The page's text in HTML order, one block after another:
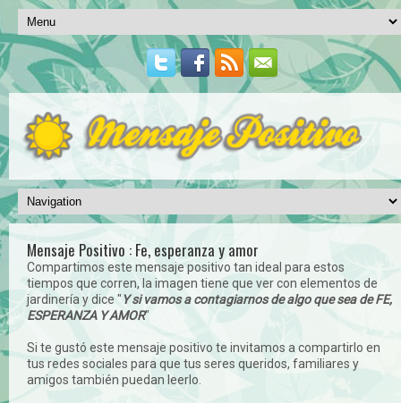
Mensaje Positivo : Fe, esperanza y amor
Compartimos este mensaje positivo tan ideal para estos
tiempos que corren, la imagen tiene que ver con elementos de
jardinería y dice "Y si vamos a contagiarnos de algo que sea de FE,
ESPERANZA Y AMOR"
Si te gustó este mensaje positivo te invitamos a compartirlo en
tus redes sociales para que tus seres queridos, familiares y
amigos también puedan leerlo.